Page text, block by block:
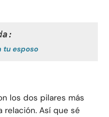
tu esposo
los dos pilares más
Así que sé